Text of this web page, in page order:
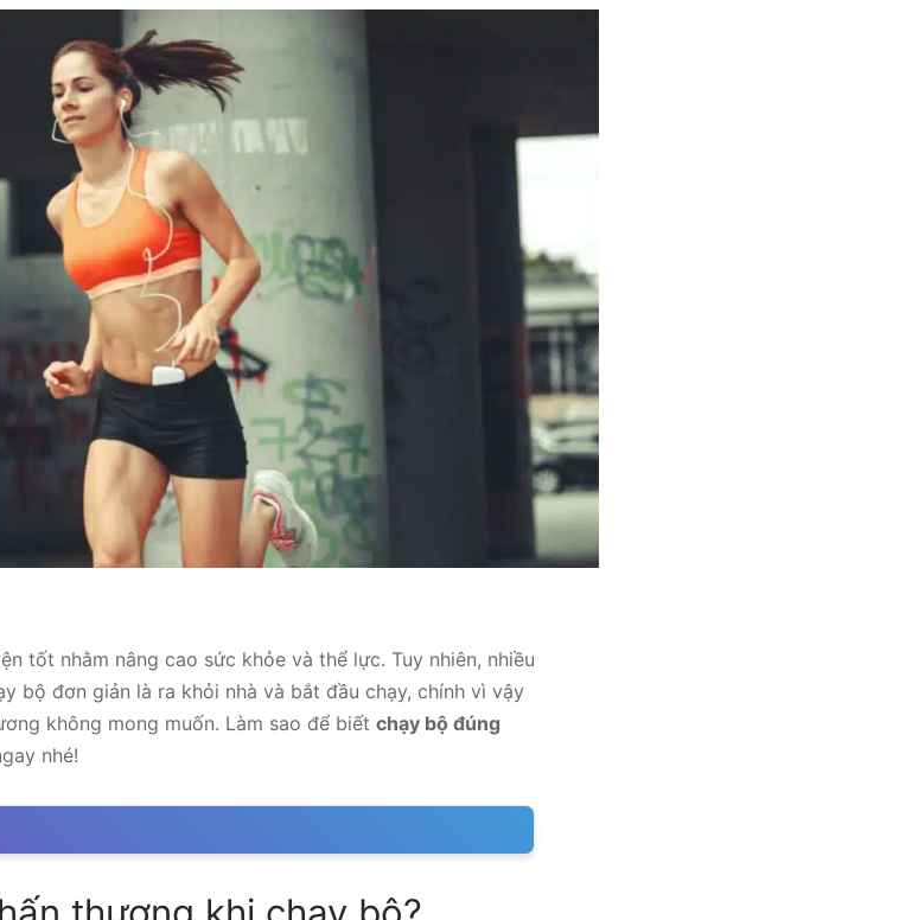
tốt nhằm nâng cao sức khỏe và thể lực. Tuy nhiên, nhiều
bộ đơn giản là ra khỏi nhà và bắt đầu chạy, chính vì vậy
không mong muốn. Làm sao để biết chạy bộ đúng
nhé!